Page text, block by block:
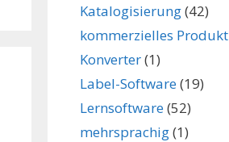
Katalogisierung(42)
kommerzielles Produkt
Konverter(1)
Label-Software(19)
Lernsoftware(52)
mehrsprachig(1)